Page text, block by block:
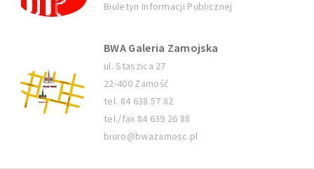
Biuletyn Informacji Publicznej
BWA Galeria Zamojska
ul. Staszica 27
22-400 Zamość
tel. 84 638 57 82
tel./fax 84 639 26 88
biuro@bwazamosc.pl